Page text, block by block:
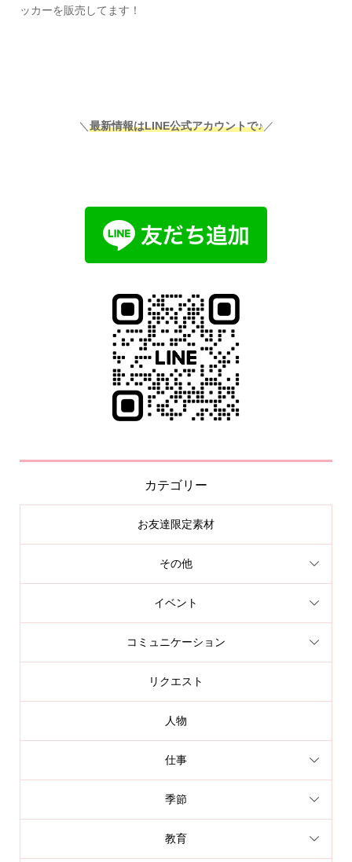
ッカーを販売してます！
＼ 最新情報はLINE公式アカウントで♪／
カテゴリー
お友達限定素材
その他
イベント
コミュニケーション
リクエスト
人物
仕事
季節
教育